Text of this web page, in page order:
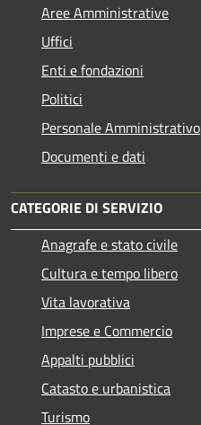
Aree Amministrative
Uffici
Enti e fondazioni
Politici
Personale Amministrativo
Documenti e dati
CATEGORIE DI SERVIZIO
Anagrafe e stato civile
Cultura e tempo libero
Vita lavorativa
Imprese e Commercio
Appalti pubblici
Catasto e urbanistica
Turismo